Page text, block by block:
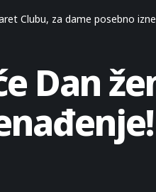
Clubu, za dame posebno
Dan